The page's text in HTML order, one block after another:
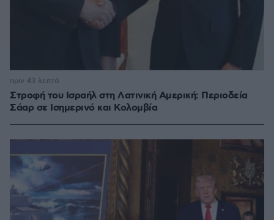
Στροφή του Ισραήλ στη Λατινική Αμερική: Περιοδεία
Σάαρ σε Ισημερινό και Κολομβία
πριν 43 λεπτά